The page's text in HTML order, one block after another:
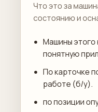
Что это за
состоянию и
Машины этого
понятную
По карточке
работе (б/у).
по позиции